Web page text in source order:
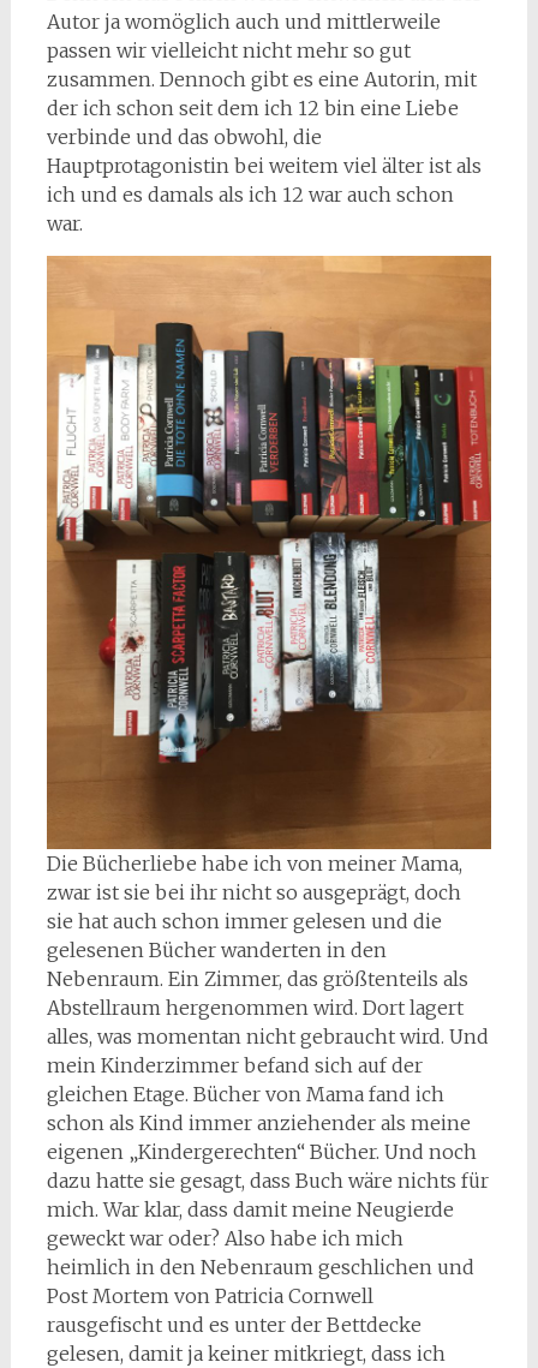
Autor ja womöglich auch und mittlerweile
passen wir vielleicht nicht mehr so gut
zusammen. Dennoch gibt es eine Autorin, mit
der ich schon seit dem ich 12 bin eine Liebe
verbinde und das obwohl, die
Hauptprotagonistin bei weitem viel älter ist als
ich und es damals als ich 12 war auch schon
war.
Die Bücherliebe habe ich von meiner Mama,
zwar ist sie bei ihr nicht so ausgeprägt, doch
sie hat auch schon immer gelesen und die
gelesenen Bücher wanderten in den
Nebenraum. Ein Zimmer, das größtenteils als
Abstellraum hergenommen wird. Dort lagert
alles, was momentan nicht gebraucht wird. Und
mein Kinderzimmer befand sich auf der
gleichen Etage. Bücher von Mama fand ich
schon als Kind immer anziehender als meine
eigenen „Kindergerechten“ Bücher. Und noch
dazu hatte sie gesagt, dass Buch wäre nichts für
mich. War klar, dass damit meine Neugierde
geweckt war oder? Also habe ich mich
heimlich in den Nebenraum geschlichen und
Post Mortem von Patricia Cornwell
rausgefischt und es unter der Bettdecke
gelesen, damit ja keiner mitkriegt, dass ich